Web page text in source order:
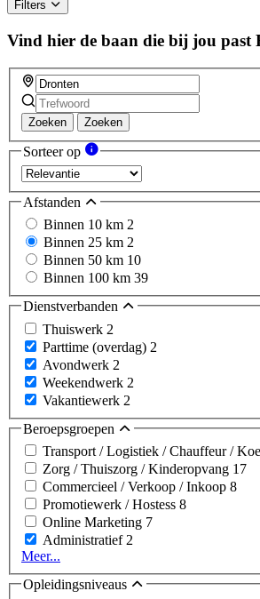
Filters
Vind hier de baan die bij jou past
Zoeken Zoeken
Sorteer op
Afstanden
Binnen 10 km 2
Binnen 25 km 2
Binnen 50 km 10
Binnen 100 km 39
Dienstverbanden
Thuiswerk 2
Parttime (overdag) 2
Avondwerk 2
Weekendwerk 2
Vakantiewerk 2
Beroepsgroepen
Transport / Logistiek / Chauffeur /
Zorg / Thuiszorg / Kinderopvang 17
Commercieel / Verkoop / Inkoop 8
Promotiewerk / Hostess 8
Online Marketing 7
Administratief2
Meer...
Opleidingsniveaus